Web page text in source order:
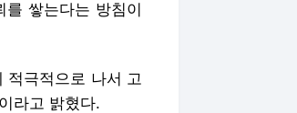
쌓는다는 방침이
적극적으로 나서 고
라고 밝혔다.